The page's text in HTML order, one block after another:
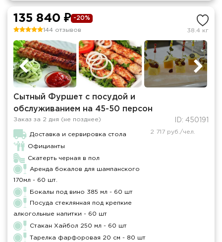
135 840 ₽ -20%
144 отзывов 38.4 кг
Сытный Фуршет с посудой и
обслуживанием на 45-50 персон
Заказ за 2 дня (не позднее) ID: 450191
Доставка и сервировка стола
Официанты
Скатерть черная в пол
Аренда бокалов для шампанского
170мл - 60 шт.
Бокалы под вино 385 мл - 60 шт
Посуда стеклянная под крепкие
алкогольные напитки - 60 шт
Стакан Хайбол 250 мл - 60 шт
Тарелка фарфоровая 20 см - 80 шт
2 717 руб./чел.